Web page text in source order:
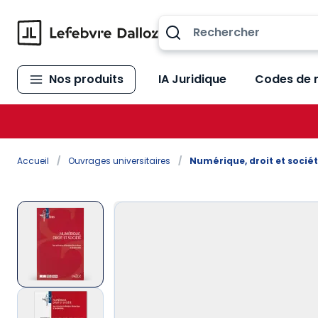
Nos produits IA Juridique Codes de
Accueil / Ouvrages universitaires / Numérique, droit et